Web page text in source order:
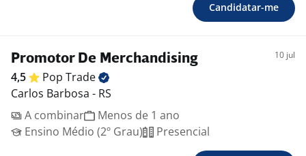
Candidatar-me
Promotor De Merchandising 10 jul
4,5 Pop Trade
Carlos Barbosa - RS
A combinar
Menos de 1 ano
Ensino Médio (2º Grau)
Presencial